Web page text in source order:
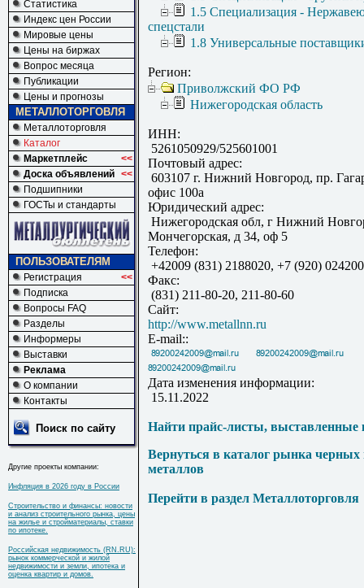
Статистика
Индекс цен России
Мировые цены
Цены на биржах
Вопрос месяца
Публикации
Цены и прогнозы
МЕТАЛЛОТОРГОВЛЯ
Металлоторговля
Каталог
Маркетплейс
<<
Доска объявлений <<
Подшипники
ГОСТы и стандарты
ПОЛЬЗОВАТЕЛЯМ
Регистрация
<<
Подписка
Вопросы FAQ
Разделы
Информеры
Выставки
Реклама
О компании
Контакты
Поиск по сайту
Другие проекты компании:
Инфляция в 2026 году в России
Строительство и финансы: новости
и анализ строительного рынка, цены
на жилье и стройматериалы, ставки
по ипотеке.
Российская недвижимость (RN.RU):
рынок коммерческой и жилой
недвижимости и земли, ипотека и
оценка квартир и домов.
1.5 Специализация -
спецстали
1.8 Универсальные
Регион:
Приволжский ФО РФ
Нижегородская область
ИНН:
5261050929/525601001
Почтовый адрес:
603107 г. Нижний Новгород, пр.
офис 100а
Юридический адрес:
Нижегородская обл, г Нижний
Мончегорская, д 34, оф 5
Телефон:
+42009 (831) 2188020, +7 (920)
Факс:
(831) 211-80-20, 211-80-60
Сайт:
http://www.metallnn.ru
E-mail::
Дата изменения информации:
15.11.2022
Найти прайс-листы, выставленные
Вернуться в каталог рынка
металлов
Перейти в раздел Металлоторговля